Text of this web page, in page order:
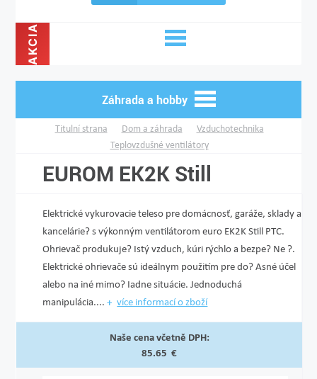
AKCIA
Záhrada a hobby
Titulní strana Dom a záhrada
Vzduchotechnika
Teplovzdušné ventilátory
EUROM EK2K Still
Elektrické vykurovacie teleso pre domácnosť, garáže, sklady a
kancelárie? s výkonným ventilátorom euro EK2K Still PTC.
Ohrievač produkuje? Istý vzduch, kúri rýchlo a bezpe? Ne ?.
Elektrické ohrievače sú ideálnym použitím pre do? Asné účel
alebo na iné mimo? Iadne situácie. Jednoduchá
manipulácia....
více informací o zboží
Naše cena včetně DPH:
85.65 €